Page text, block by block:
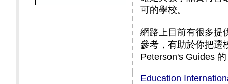
可的學校。
網路上目前有很多提
參考，有助於你把選
Peterson's Guides
Education